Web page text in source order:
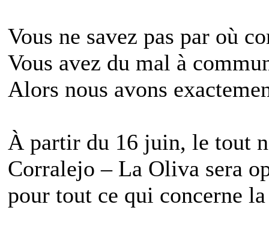
Vous ne savez pas par où
Vous avez du mal à
Alors nous avons
À partir du 16 juin, le tout
Corralejo – La Oliva sera
pour tout ce qui concerne